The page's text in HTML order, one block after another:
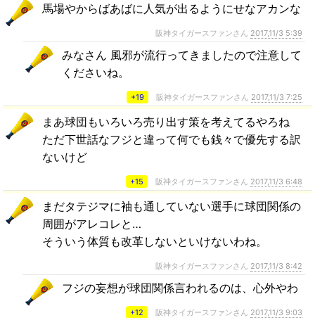
馬場やからばあばに人気が出るようにせなアカンな
阪神タイガースファンさん 2017,11/3 5:39
みなさん 風邪が流行ってきましたので注意して
くださいね。
+19 阪神タイガースファンさん 2017,11/3 7:25
まあ球団もいろいろ売り出す策を考えてるやろね
ただ下世話なフジと違って何でも銭々で優先する訳
ないけど
+15 阪神タイガースファンさん 2017,11/3 6:48
まだタテジマに袖も通していない選手に球団関係の
周囲がアレコレと…
そういう体質も改革しないといけないわね。
阪神タイガースファンさん 2017,11/3 8:42
フジの妄想が球団関係言われるのは、心外やわ
+12 阪神タイガースファンさん 2017,11/3 9:03